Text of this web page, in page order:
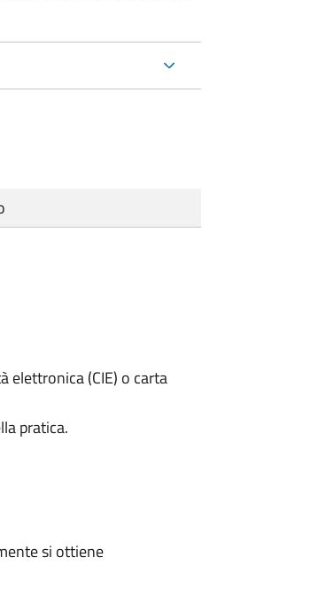
elettronica (CIE) o carta
pratica.
si ottiene